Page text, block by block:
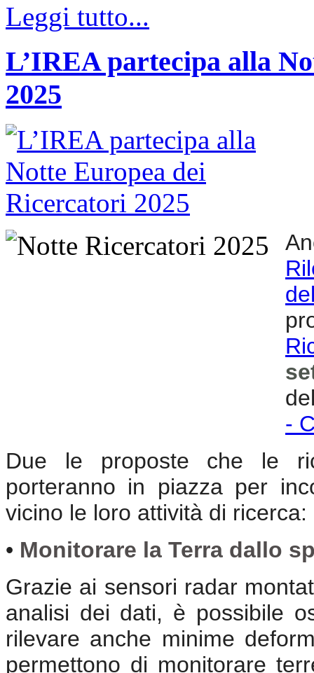
Leggi tutto...
L’IREA partecipa alla
2025
-
Due le proposte che le
porteranno in piazza per
vicino le loro attività di ricerca:
• Monitorare la Terra dallo
Grazie ai sensori radar
analisi dei dati, è possibile
rilevare anche minime
permettono di monitorare